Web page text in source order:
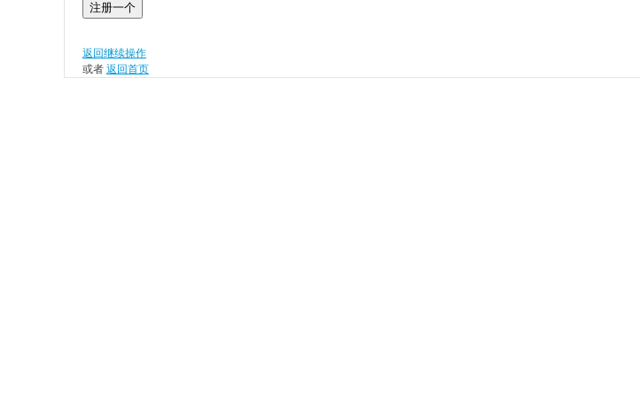
注册一个
返回继续操作
或者 返回首页